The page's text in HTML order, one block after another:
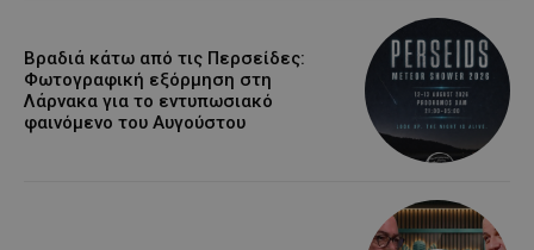
Βραδιά κάτω από τις Περσείδες:
Φωτογραφική εξόρμηση στη
Λάρνακα για το εντυπωσιακό
φαινόμενο του Αυγούστου